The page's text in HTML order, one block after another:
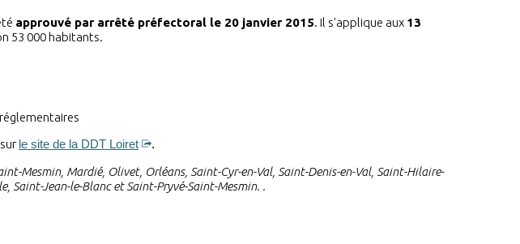
approuvé par arrêté préfectoral le 20 janvier 2015. Il s'applique aux 13
53 000 habitants.
le site de la DDT Loiret .
Mesmin, Mardié, Olivet, Orléans, Saint-Cyr-en-Val, Saint-Denis-en-Val, Saint-Hilaire-
Saint-Jean-le-Blanc et Saint-Pryvé-Saint-Mesmin. .